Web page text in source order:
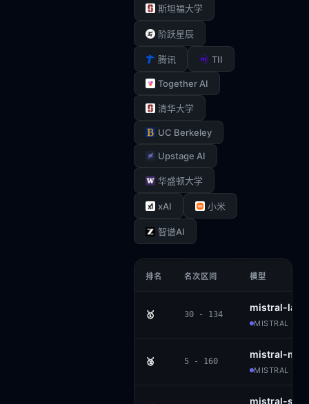
斯坦福大学
阶跃星辰
腾讯 TII
Together AI
清华大学
UC Berkeley
Upstage AI
华盛顿大学
xAI 小米
智谱AI
排名 名次区间 模型
🥇 30 - 134
mistral-
MISTRAL ·
🥈 5 - 160
mistral-
MISTRAL ·
mistral-